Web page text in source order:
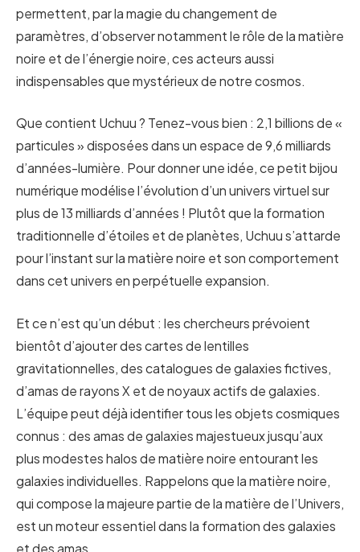
permettent, par la magie du changement de
paramètres, d’observer notamment le rôle de la matière
noire et de l’énergie noire, ces acteurs aussi
indispensables que mystérieux de notre cosmos.
Que contient Uchuu ? Tenez-vous bien : 2,1 billions de «
particules » disposées dans un espace de 9,6 milliards
d’années-lumière. Pour donner une idée, ce petit bijou
numérique modélise l’évolution d’un univers virtuel sur
plus de 13 milliards d’années ! Plutôt que la formation
traditionnelle d’étoiles et de planètes, Uchuu s’attarde
pour l’instant sur la matière noire et son comportement
dans cet univers en perpétuelle expansion.
Et ce n’est qu’un début : les chercheurs prévoient
bientôt d’ajouter des cartes de lentilles
gravitationnelles, des catalogues de galaxies fictives,
d’amas de rayons X et de noyaux actifs de galaxies.
L’équipe peut déjà identifier tous les objets cosmiques
connus : des amas de galaxies majestueux jusqu’aux
plus modestes halos de matière noire entourant les
galaxies individuelles. Rappelons que la matière noire,
qui compose la majeure partie de la matière de l’Univers,
est un moteur essentiel dans la formation des galaxies
et des amas.